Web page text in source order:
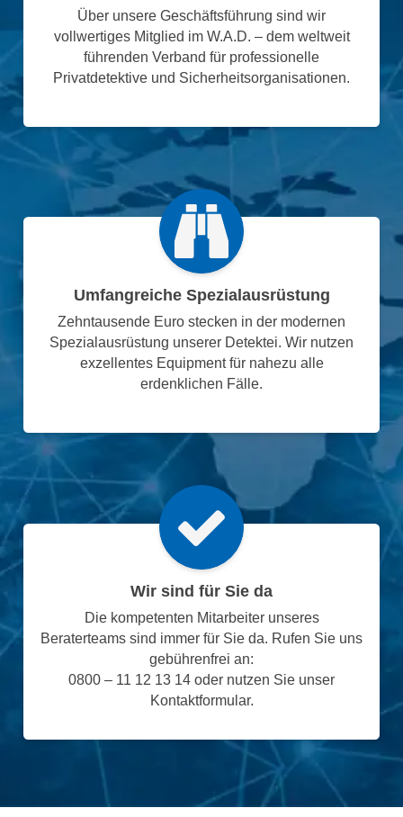
Über unsere Geschäftsführung sind wir
vollwertiges Mitglied im W.A.D. – dem weltweit
führenden Verband für professionelle
Privatdetektive und Sicherheitsorganisationen.
Umfangreiche Spezialausrüstung
Zehntausende Euro stecken in der modernen
Spezialausrüstung unserer Detektei. Wir nutzen
exzellentes Equipment für nahezu alle
erdenklichen Fälle.
Wir sind für Sie da
Die kompetenten Mitarbeiter unseres
Beraterteams sind immer für Sie da. Rufen Sie uns
gebührenfrei an:
0800 – 11 12 13 14 oder nutzen Sie unser
Kontaktformular.